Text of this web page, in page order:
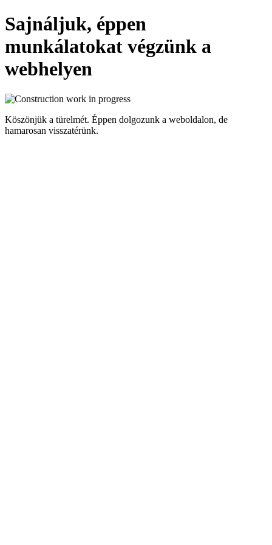
Sajnáljuk, éppen
munkálatokat végzünk a
webhelyen
Köszönjük a türelmét. Éppen dolgozunk a weboldalon, de
hamarosan visszatérünk.